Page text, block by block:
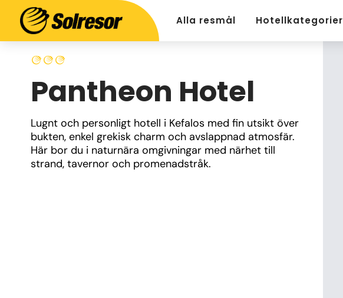
Alla resmål Hotellkategorier
Pantheon Hotel
Lugnt och personligt hotell i Kefalos med fin utsikt över
bukten, enkel grekisk charm och avslappnad atmosfär.
Här bor du i naturnära omgivningar med närhet till
strand, tavernor och promenadstråk.